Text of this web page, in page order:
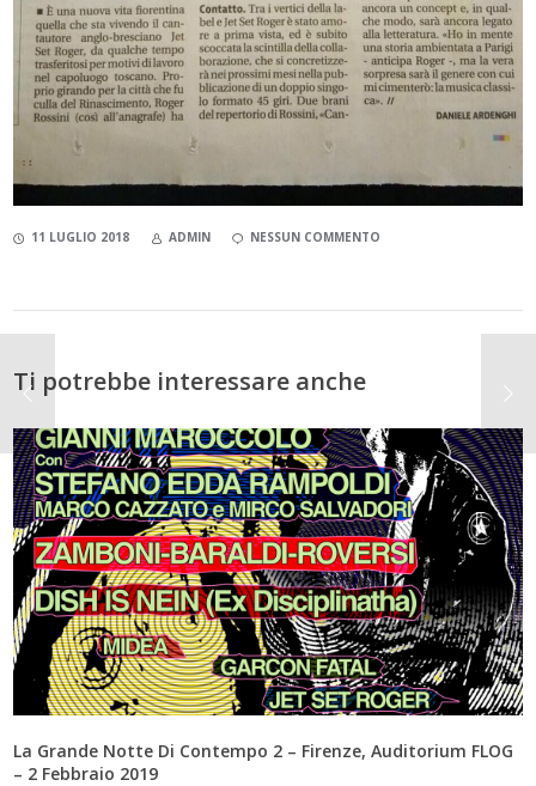
11 LUGLIO 2018 ADMIN NESSUN COMMENTO
Ti potrebbe interessare anche
La Grande Notte Di Contempo 2 – Firenze, Auditorium FLOG
– 2 Febbraio 2019